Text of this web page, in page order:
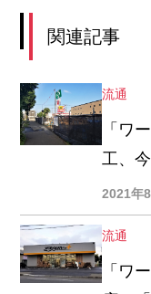
関連記事
流通
「ワ
工、
2021年
流通
「ワ